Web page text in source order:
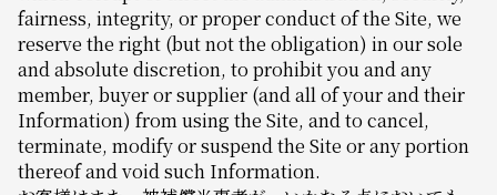
fairness, integrity, or proper conduct of the Site, we
reserve the right (but not the obligation) in our sole
and absolute discretion, to prohibit you and any
member, buyer or supplier (and all of your and their
Information) from using the Site, and to cancel,
terminate, modify or suspend the Site or any portion
thereof and void such Information.